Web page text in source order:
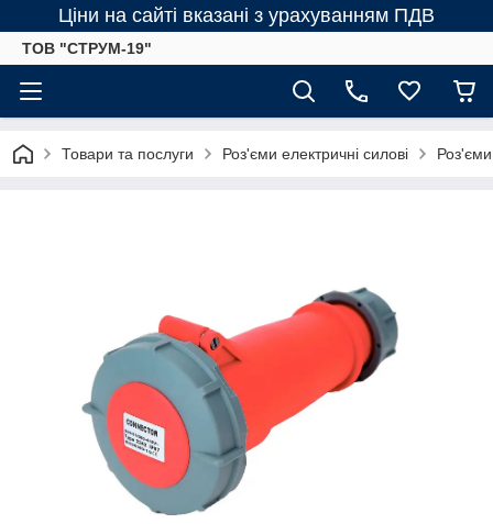
Ціни на сайті вказані з урахуванням ПДВ
ТОВ "СТРУМ-19"
Товари та послуги Роз'єми електричні силові